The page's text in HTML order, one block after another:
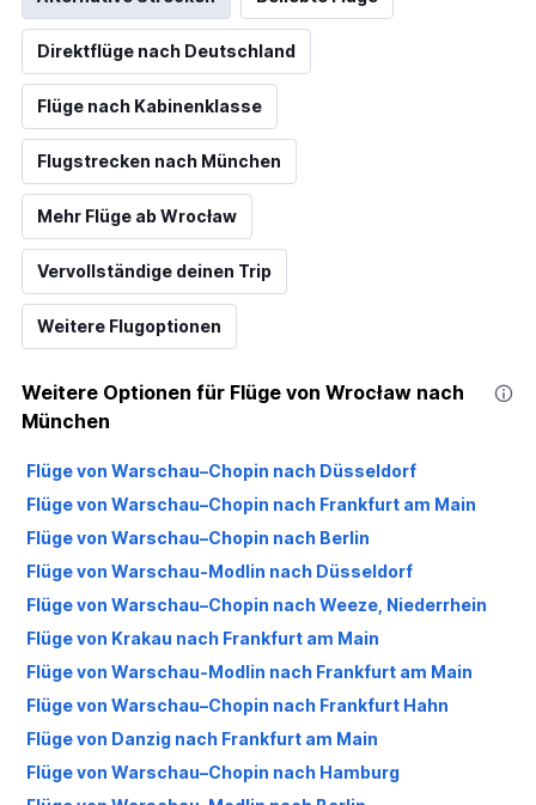
Direktflüge nach Deutschland
Flüge nach Kabinenklasse
Flugstrecken nach München
Mehr Flüge ab Wrocław
Vervollständige deinen Trip
Weitere Flugoptionen
Weitere Optionen für Flüge von Wrocław nach
München
Flüge von Warschau–Chopin nach Düsseldorf
Flüge von Warschau–Chopin nach Frankfurt am Main
Flüge von Warschau–Chopin nach Berlin
Flüge von Warschau-Modlin nach Düsseldorf
Flüge von Warschau–Chopin nach Weeze, Niederrhein
Flüge von Krakau nach Frankfurt am Main
Flüge von Warschau-Modlin nach Frankfurt am Main
Flüge von Warschau–Chopin nach Frankfurt Hahn
Flüge von Danzig nach Frankfurt am Main
Flüge von Warschau–Chopin nach Hamburg